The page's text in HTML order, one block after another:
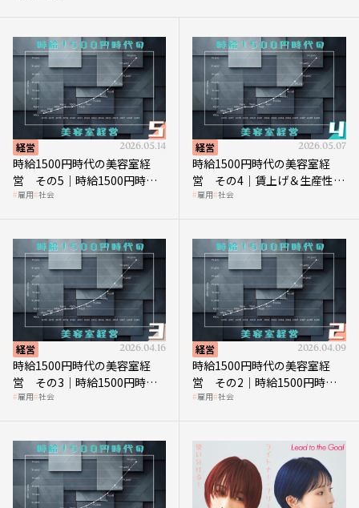
経営 2026.05.14
時給1500円時代の美容室経
営 その5｜時給1500円時代
の到来は美容業の収益構造を
雇用 社会
経営 2026.05.07
時給1500円時代の美容室経
営 その4｜賃上げ＆生産性向
上につなげる賢い助成金活用
雇用 社会
経営 2026.04.16
時給1500円時代の美容室経
営 その3｜時給1500円時
代、美容業はどのような影響
雇用 社会
経営 2026.04.09
時給1500円時代の美容室経
営 その2｜時給1500円時代
に支払う給与はいくらなのか
雇用 社会